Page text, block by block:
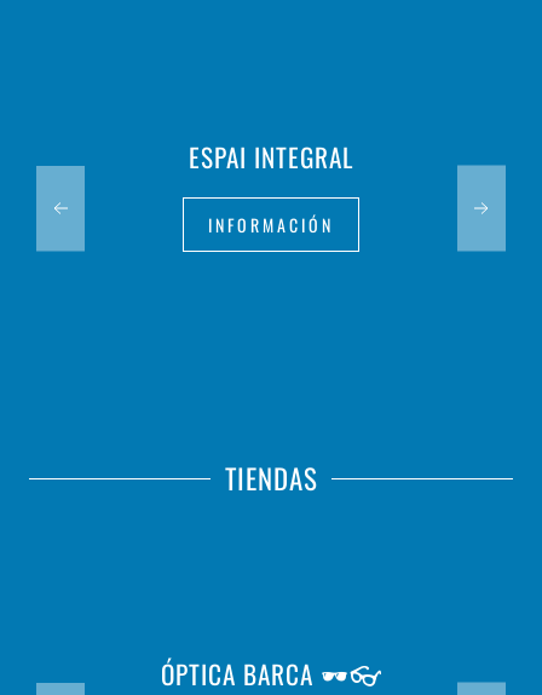
ESPAI INTEGRAL
INFORMACIÓN
TIENDAS
ÓPTICA BARCA 🕶️👓